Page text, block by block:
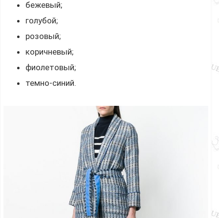
бежевый;
голубой;
розовый;
коричневый;
фиолетовый;
темно-синий.